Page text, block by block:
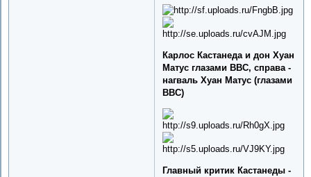
Карлос Кастанеда и дон Хуан
Матус глазами ВВС, справа -
нагваль Хуан Матус (глазами
ВВС)
Главный критик Кастанеды -